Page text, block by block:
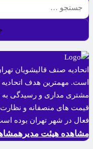
است. مهمترین هدف اتحادیه
مشتری مداری و رسیدگی به
قیمت های منصفانه و
فعال در شهر تهران بوده
مشاهده هیئت مدیره